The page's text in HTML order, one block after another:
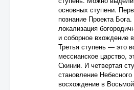
основных ступени.
познание Проекта
локализация
и соборное вхождение
Третья ступень — это
мессианское царство,
Скинии. И четвертая
становление
восхождение в